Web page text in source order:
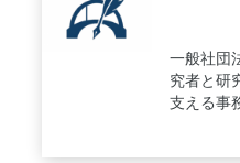
一般社団
究者と研
支える事